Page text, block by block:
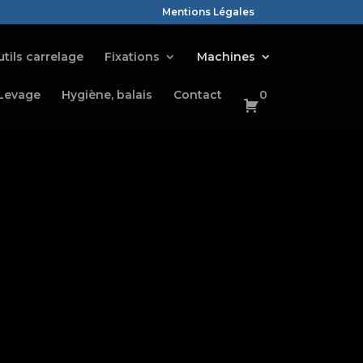
Mentions Légales
carrelage Fixations Machines
Hygiène, balais Contact 0